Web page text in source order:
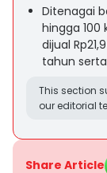
Ditenagai
hingga 100
dijual
tahun
This section
our editorial
Share Article